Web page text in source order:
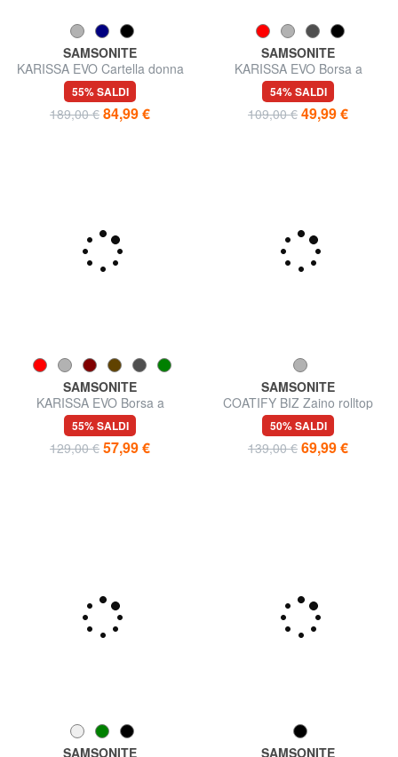
SAMSONITE
KARISSA EVO Cartella donna
da lavoro, porta PC 14,1"
55% SALDI
189,00 € 84,99 €
SAMSONITE
KARISSA EVO Borsa a
tracolla con pouch
54% SALDI
109,00 € 49,99 €
SAMSONITE
KARISSA EVO Borsa a
tracolla
55% SALDI
SAMSONITE
COATIFY BIZ Zaino rolltop
porta pc 15.6"
50% SALDI
SAMSONITE
SAMSONITE